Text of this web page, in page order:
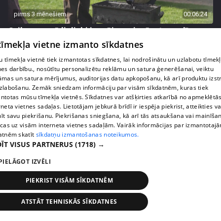
pirms 3 mēnešiem 00:06:24
Grila sezonā lieliski iespējams ievērot veselīga
uztura principus
13. epizode
pirms 3 mēnešiem
Veselības sākas ar mikrobiomu, ar ko to barot, lai
justos labi?
vietne izmanto sīkdatnes
tīmekļa vietnē tiek izmantotas sīkdatnes, lai nodrošinātu un uzlabotu
darbību., nosūtītu personalizētu reklāmu un satura ģenerēšanai, veiktu
un satura mērījumus, auditorijas datu apkopošanu, kā arī produktu
Zemāk sniedzam informāciju par visām sīkdatnēm, kuras tiek
mūsu tīmekļa vietnēs. Sīkdatnes var atšķirties atkarībā no
vietnes sadaļas. Lietotājam jebkurā brīdī ir iespēja piekrist, atteikties
savu piekrišanu. Piekrišanas sniegšana, kā arī tās atsaukšana vai
uz visām interneta vietnes sadaļām. Vairāk informācijas par
skatīt sīkdatņu izmantošanas noteikumos.
VISUS PARTNERUS (1718) →
IZVĒLI
PIEKRIST VISĀM SĪKDATNĒM
ATSTĀT TEHNISKĀS SĪKDATNES